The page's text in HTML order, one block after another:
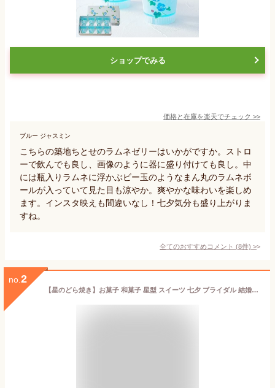
ショップでみる
価格と在庫を楽天でチェック >>
ブルー ジャスミン
こちらの築地ちとせのラムネゼリーはいかがですか。ストロ
ーで飲んでも良し、画像のように器に盛り付けても良し。中
には瓶入りラムネに浮かぶビー玉のようなまん丸のラムネボ
ールが入っていて見た目も涼やか。爽やかな味わいを楽しめ
ます。インスタ映えも間違いなし！七夕気分も盛り上がりま
すね。
全てのおすすめコメント (8件) >
no. 2
【星のどら焼き】お菓子 和菓子 星型 スイーツ 七夕 ブライダル 結婚式 パーティー お祝い ギフト 贈り物 寿 ウエディング ご挨拶 かわいい 誕生日 ラッピング お土産 引菓子 プレゼント イベント サプライズ クリスマス ハロウィン 贈答品